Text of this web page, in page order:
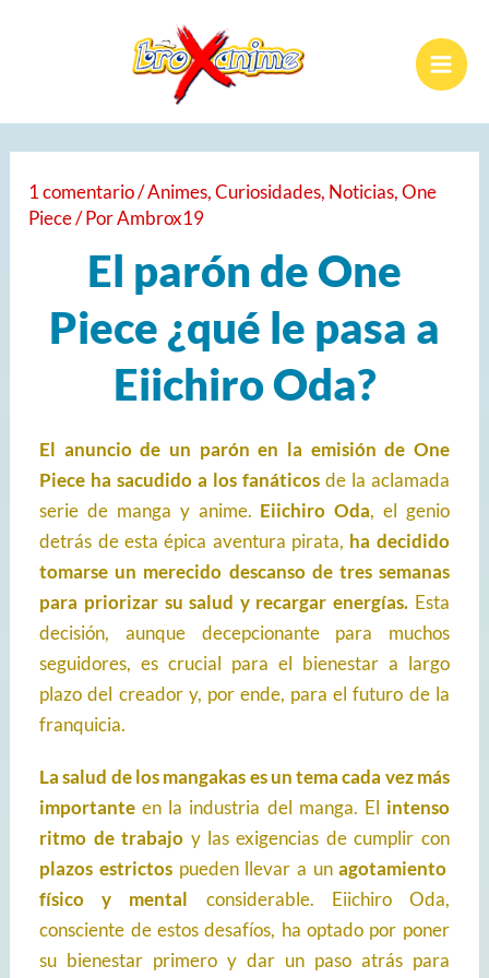
1 comentario/Animes,Curiosidades, Noticias,One
Piece/ PorAmbrox19
El parón de One
Piece ¿qué le pasa a
Eiichiro Oda?
El anuncio de un parón en la emisión de One
Piece ha sacudido a los fanáticosde la aclamada
serie de manga y anime. Eiichiro Oda, el genio
detrás de esta épica aventura pirata, ha decidido
tomarse un merecido descanso de tres semanas
para priorizar su salud y recargar energías. Esta
decisión, aunque decepcionante para muchos
seguidores, es crucial para el bienestar a largo
plazo del creador y, por ende, para el futuro de la
franquicia.
La salud de los mangakas es un tema cada vez más
importante en la industria del manga. El intenso
ritmo de trabajo y las exigencias de cumplir con
plazos estrictospueden llevar a unagotamiento
físico y mental considerable. Eiichiro Oda,
consciente de estos desafíos, ha optado por poner
su bienestar primero y dar un paso atrás para